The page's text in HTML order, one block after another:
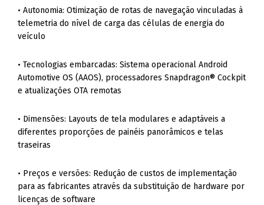
• Autonomia: Otimização de rotas de navegação vinculadas à
telemetria do nível de carga das células de energia do
veículo
• Tecnologias embarcadas: Sistema operacional Android
Automotive OS (AAOS), processadores Snapdragon® Cockpit
e atualizações OTA remotas
• Dimensões: Layouts de tela modulares e adaptáveis a
diferentes proporções de painéis panorâmicos e telas
traseiras
• Preços e versões: Redução de custos de implementação
para as fabricantes através da substituição de hardware por
licenças de software